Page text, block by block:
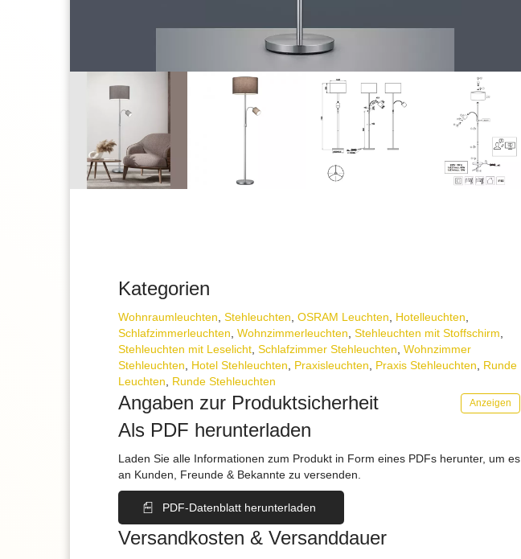
Kategorien
Wohnraum­leuchten, Stehleuchten, OSRAM Leuchten, Hotelleuchten,
Schlafzimmer­leuchten, Wohnzimmer­leuchten, Stehleuchten mit Stoffschirm,
Stehleuchten mit Leselicht, Schlafzimmer Stehleuchten, Wohnzimmer
Stehleuchten, Hotel Stehleuchten, Praxisleuchten, Praxis Stehleuchten, Runde
Leuchten, Runde Stehleuchten
Angaben zur Produktsicherheit Anzeigen
Als PDF herunterladen
Laden Sie alle Informationen zum Produkt in Form eines PDFs herunter, um es
an Kunden, Freunde & Bekannte zu versenden.
PDF-Datenblatt herunterladen
Versandkosten & Versanddauer